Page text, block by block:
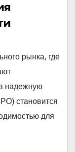
рынка, где
надежную
становится
для